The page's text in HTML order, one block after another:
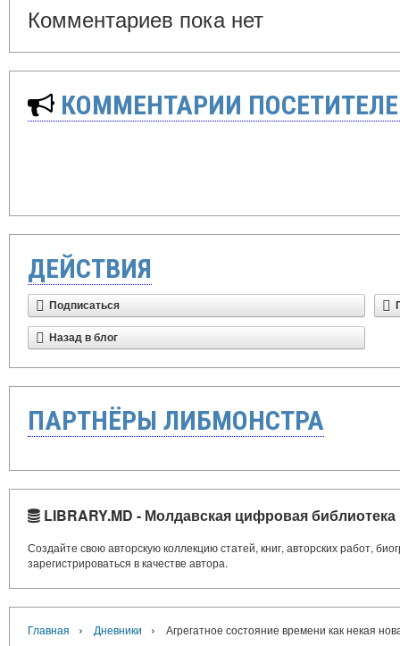
Комментариев пока нет
КОММЕНТАРИИ
ДЕЙСТВИЯ
Подписаться
Назад в блог
ПАРТНЁРЫ ЛИБМОНСТРА
LIBRARY.MD - Молдавская цифровая библиотека
Создайте свою авторскую коллекцию статей, книг, авторских работ,
зарегистрироваться в качестве автора.
Главная › Дневники › Агрегатное состояние времени как некая